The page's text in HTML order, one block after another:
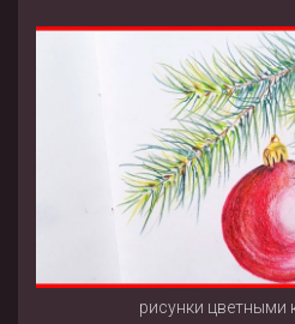
рисунки цветными